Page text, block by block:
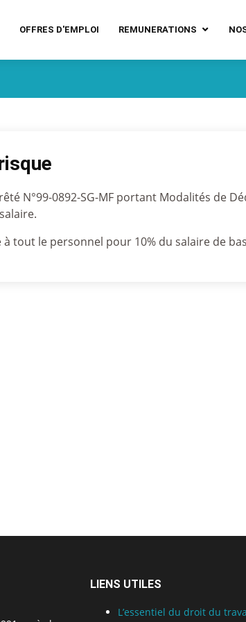
OFFRES D'EMPLOI REMUNERATIONS
N°99-0892-SG-MF portant Modalités de
à tout le personnel pour 10% du salaire de
LIENS UTILES
L’essentiel du droit du